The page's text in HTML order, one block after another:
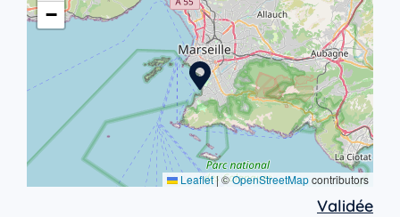
−
Leaflet|©OpenStreetMapcontributors
Validée